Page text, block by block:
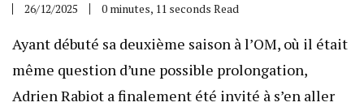
26/12/2025 0 minutes, 11 seconds Read
Ayant débuté sa deuxième saison à l’OM, où il était
même question d’une possible prolongation,
Adrien Rabiot a finalement été invité à s’en aller